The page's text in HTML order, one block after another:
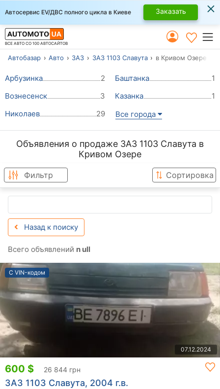
Автосервис EV/ДВС полного цикла в Киеве Заказать ×
ВСЕ АВТО СО 100 АВТОСАЙТОВ
Автобазар Авто ЗАЗ ЗАЗ 1103 Славута в Кривом Озере
Арбузинка 2 Баштанка
1
Вознесенск
3 Казанка
1
Николаев
29 Все города
Объявления о продаже ЗАЗ 1103 Славута в
Кривом Озере
Фильтр Сортировка
Назад к поиску
Всего объявлений n ull
С VIN-кодом
07.12.2024
600 $ 26 844 грн
ЗАЗ 1103 Славута, 2004 г.в.